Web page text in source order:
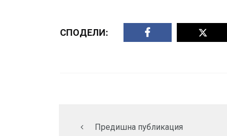
СПОДЕЛИ:
Предишна публикация